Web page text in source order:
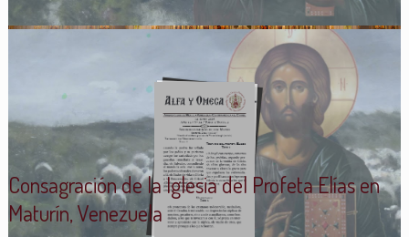
Consagración de la Iglesia del Profeta Elías en
Maturín, Venezuela